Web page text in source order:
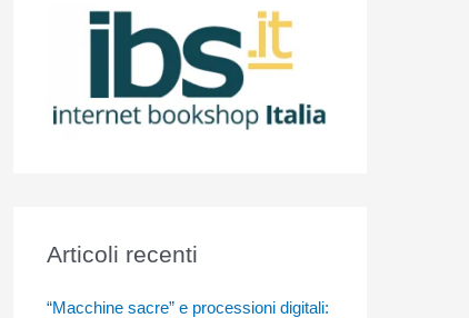
Articoli recenti
“Macchine sacre” e processioni digitali: